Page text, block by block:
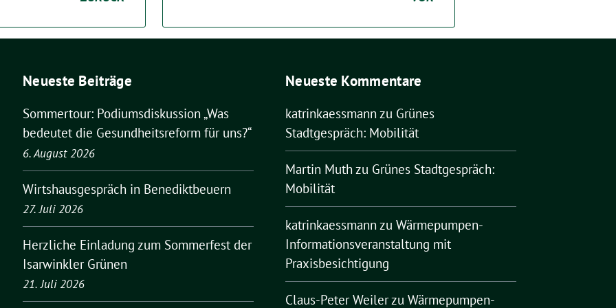
Neueste Beiträge
Sommertour: Podiumsdiskussion „Was
bedeutet die Gesundheitsreform für uns?“
6. August 2026
Wirtshausgespräch in Benediktbeuern
27. Juli 2026
Herzliche Einladung zum Sommerfest der
Isarwinkler Grünen
21. Juli 2026
Neueste Kommentare
katrinkaessmann zu Grünes
Stadtgespräch: Mobilität
Martin Muth zu Grünes Stadtgespräch:
Mobilität
katrinkaessmann zu Wärmepumpen-
Informationsveranstaltung mit
Praxisbesichtigung
Claus-Peter Weilerzu Wärmepumpen-